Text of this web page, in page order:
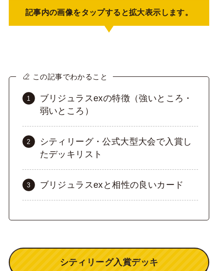
記事内の画像をタップすると拡大表示します。
この記事でわかること
ブリジュラスexの特徴（強いところ・
弱いところ）
シティリーグ・公式大型大会で入賞し
たデッキリスト
ブリジュラスexと相性の良いカード
シティリーグ入賞デッキ